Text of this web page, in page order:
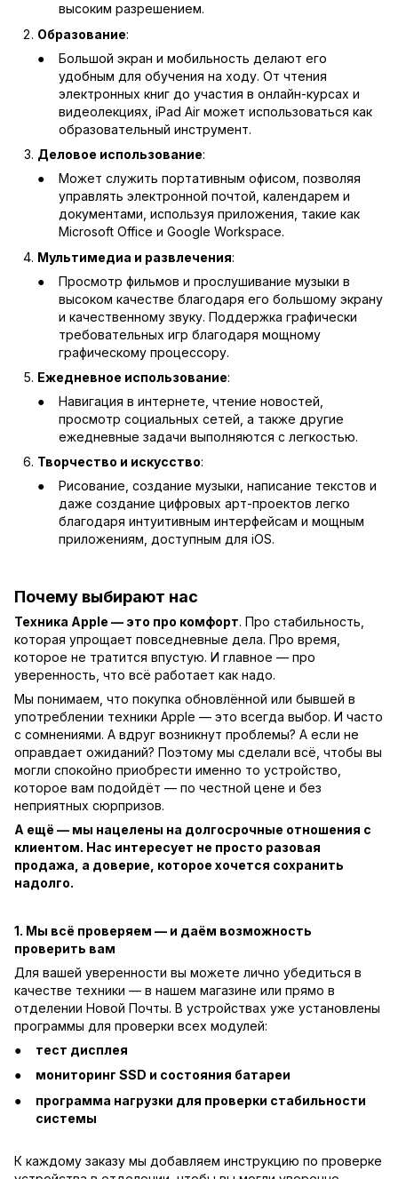
высоким разрешением.
Образование:
Большой экран и мобильность делают его
удобным для обучения на ходу. От чтения
электронных книг до участия в онлайн-курсах и
видеолекциях, iPad Air может использоваться как
образовательный инструмент.
Деловое использование:
Может служить портативным офисом, позволяя
управлять электронной почтой, календарем и
документами, используя приложения, такие как
Microsoft Office и Google Workspace.
Мультимедиа и развлечения:
Просмотр фильмов и прослушивание музыки в
высоком качестве благодаря его большому экрану
и качественному звуку. Поддержка графически
требовательных игр благодаря мощному
графическому процессору.
Ежедневное использование:
Навигация в интернете, чтение новостей,
просмотр социальных сетей, а также другие
ежедневные задачи выполняются с легкостью.
Творчество и искусство:
Рисование, создание музыки, написание текстов и
даже создание цифровых арт-проектов легко
благодаря интуитивным интерфейсам и мощным
приложениям, доступным для iOS.
Почему выбирают нас
Техника Apple — это про комфорт. Про стабильность,
которая упрощает повседневные дела. Про время,
которое не тратится впустую. И главное — про
уверенность, что всё работает как надо.
Мы понимаем, что покупка обновлённой или бывшей в
употреблении техники Apple — это всегда выбор. И часто
с сомнениями. А вдруг возникнут проблемы? А если не
оправдает ожиданий? Поэтому мы сделали всё, чтобы вы
могли спокойно приобрести именно то устройство,
которое вам подойдёт — по честной цене и без
неприятных сюрпризов.
А ещё — мы нацелены на долгосрочные отношения с
клиентом. Нас интересует не просто разовая
продажа, а доверие, которое хочется сохранить
надолго.
1. Мы всё проверяем — и даём возможность
проверить вам
Для вашей уверенности вы можете лично убедиться в
качестве техники — в нашем магазине или прямо в
отделении Новой Почты. В устройствах уже установлены
программы для проверки всех модулей:
тест дисплея
мониторинг SSD и состояния батареи
программа нагрузки для проверки стабильности
системы
К каждому заказу мы добавляем инструкцию по проверке